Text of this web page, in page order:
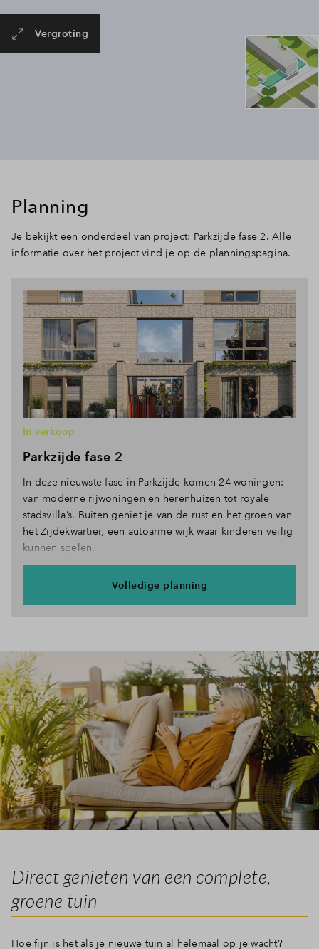
Vergroting
Planning
Je bekijkt een onderdeel van project: Parkzijde fase 2. Alle
informatie over het project vind je op de planningspagina.
Parkzijde fase 2
In verkoop
In deze nieuwste fase in Parkzijde komen 24 woningen:
van moderne rijwoningen en herenhuizen tot royale
stadsvilla’s. Buiten geniet je van de rust en het groen van
het Zijdekwartier, een autoarme wijk waar kinderen veilig
kunnen spelen.
Volledige planning
Direct genieten van een complete,
groene tuin
Hoe fijn is het als je nieuwe tuin al helemaal op je wacht?